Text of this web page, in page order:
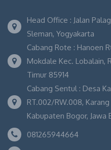
Head Office : Jalan
Sleman, Yogyakarta
Cabang Rote : Hanoen
Mokdale Kec. Lobalain,
Timur 85914
Cabang Sentul : Desa
RT.002/RW.008,
Kabupaten Bogor, Jawa
081265944664